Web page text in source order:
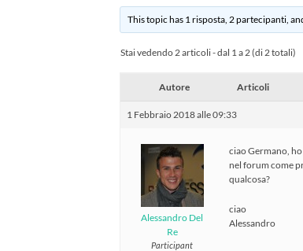
This topic has 1 risposta, 2 partecipanti,
Stai vedendo 2 articoli - dal 1 a 2 (di 2 totali)
Autore Articoli
1 Febbraio 2018 alle 09:33
Alessandro Del
Re
Participant
ciao Germano,
nel forum come
qualcosa?
ciao
Alessandro